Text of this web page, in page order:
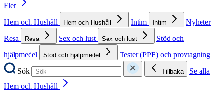
Fler
Hem och Hushåll
Hem och Hushåll Intim Intim
Nyheter
Resa
Resa Sex och lust Sex och lust
Stöd och
hjälpmedel
Stöd och hjälpmedel
Tester (PPE) och provtagning
Sök
Tillbaka
Se alla
Hem och Hushåll